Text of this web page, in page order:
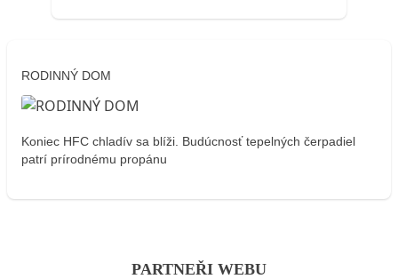
RODINNÝ DOM
Koniec HFC chladív sa blíži. Budúcnosť tepelných čerpadiel
patrí prírodnému propánu
PARTNEŘI WEBU